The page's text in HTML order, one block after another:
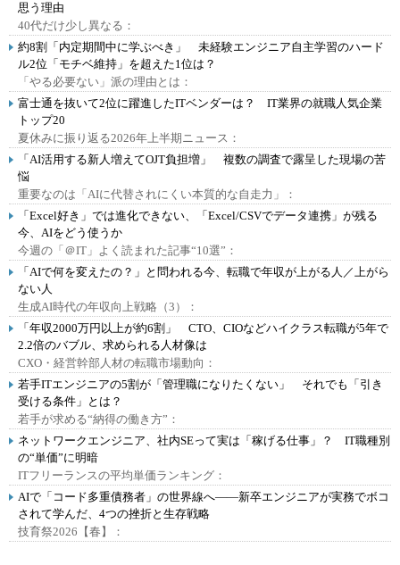
思う理由
40代だけ少し異なる：
約8割「内定期間中に学ぶべき」 未経験エンジニア自主学習のハード
ル2位「モチベ維持」を超えた1位は？
「やる必要ない」派の理由とは：
富士通を抜いて2位に躍進したITベンダーは？ IT業界の就職人気企業
トップ20
夏休みに振り返る2026年上半期ニュース：
「AI活用する新人増えてOJT負担増」 複数の調査で露呈した現場の苦
悩
重要なのは「AIに代替されにくい本質的な自走力」：
「Excel好き」では進化できない、「Excel/CSVでデータ連携」が残る
今、AIをどう使うか
今週の「＠IT」よく読まれた記事“10選”：
「AIで何を変えたの？」と問われる今、転職で年収が上がる人／上がら
ない人
生成AI時代の年収向上戦略（3）：
「年収2000万円以上が約6割」 CTO、CIOなどハイクラス転職が5年で
2.2倍のバブル、求められる人材像は
CXO・経営幹部人材の転職市場動向：
若手ITエンジニアの5割が「管理職になりたくない」 それでも「引き
受ける条件」とは？
若手が求める“納得の働き方”：
ネットワークエンジニア、社内SEって実は「稼げる仕事」？ IT職種別
の“単価”に明暗
ITフリーランスの平均単価ランキング：
AIで「コード多重債務者」の世界線へ――新卒エンジニアが実務でボコ
されて学んだ、4つの挫折と生存戦略
技育祭2026【春】：